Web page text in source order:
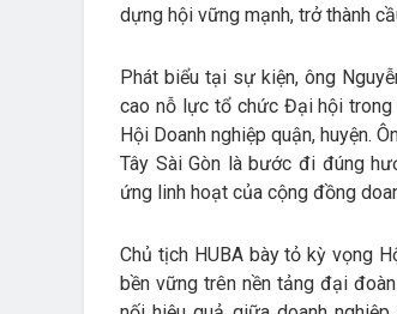
dựng hội vững mạnh, trở thành
Phát biểu tại sự kiện, ông
cao nỗ lực tổ chức Đại hội trong
Hội Doanh nghiệp quận, huyện.
Tây Sài Gòn là bước đi đúng
ứng linh hoạt của cộng đồng
Chủ tịch HUBA bày tỏ kỳ vọng
bền vững trên nền tảng đại